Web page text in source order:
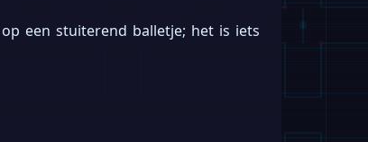
een stuiterend balletje; het is iets